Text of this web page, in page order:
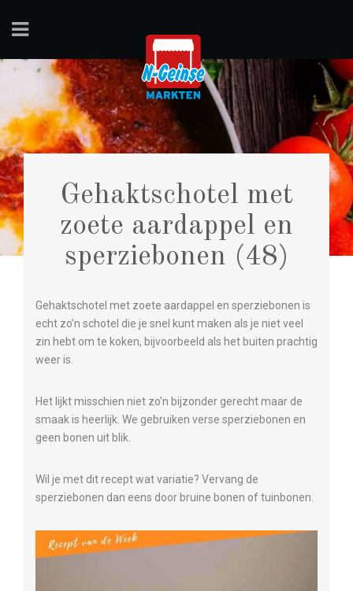
Gehaktschotel met
zoete aardappel en
sperziebonen (48)
Gehaktschotel met zoete aardappel en sperziebonen is
echt zo’n schotel die je snel kunt maken als je niet veel
zin hebt om te koken, bijvoorbeeld als het buiten prachtig
weer is.
Het lijkt misschien niet zo’n bijzonder gerecht maar de
smaak is heerlijk. We gebruiken verse sperziebonen en
geen bonen uit blik.
Wil je met dit recept wat variatie? Vervang de
sperziebonen dan eens door bruine bonen of tuinbonen.